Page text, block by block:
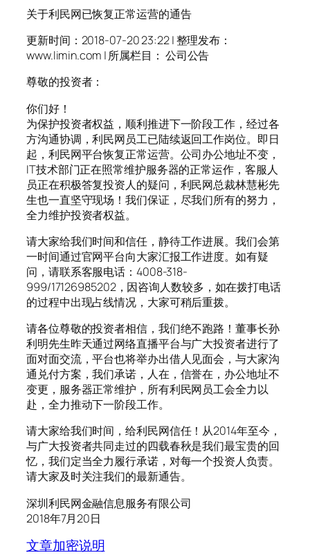
关于利民网已恢复正常运营的通告
更新时间：2018-07-20 23:22 | 整理发布：
www.limin.com | 所属栏目： 公司公告
尊敬的投资者：
你们好！
为保护投资者权益，顺利推进下一阶段工作，经过各
方沟通协调，利民网员工已陆续返回工作岗位。即日
起，利民网平台恢复正常运营。公司办公地址不变，
IT技术部门正在照常维护服务器的正常运作，客服人
员正在积极答复投资人的疑问，利民网总裁林慧彬先
生也一直坚守现场！我们保证，尽我们所有的努力，
全力维护投资者权益。
请大家给我们时间和信任，静待工作进展。我们会第
一时间通过官网平台向大家汇报工作进度。如有疑
问，请联系客服电话：4008-318-
999/17126985202，因咨询人数较多，如在拨打电话
的过程中出现占线情况，大家可稍后重拨。
请各位尊敬的投资者相信，我们绝不跑路！董事长孙
利明先生昨天通过网络直播平台与广大投资者进行了
面对面交流，平台也将举办出借人见面会，与大家沟
通兑付方案，我们承诺，人在，信誉在，办公地址不
变更，服务器正常维护，所有利民网员工会全力以
赴，全力推动下一阶段工作。
请大家给我们时间，给利民网信任！从2014年至今，
与广大投资者共同走过的四载春秋是我们最宝贵的回
忆，我们定当全力履行承诺，对每一个投资人负责。
请大家及时关注我们的最新通告。
深圳利民网金融信息服务有限公司
2018年7月20日
文章加密说明